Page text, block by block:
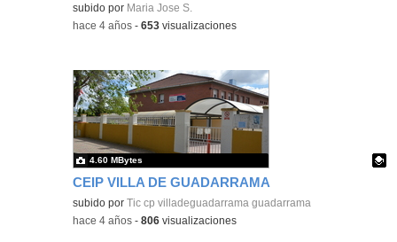
subido por Maria Jose S.
-hace 4 años -653 visualizaciones
CEIP VILLA DE GUADARRAMA
Contenido educativo.
subido porTic cp villadeguadarrama guadarrama
4.60 MBytes
-hace 4 años -806 visualizaciones